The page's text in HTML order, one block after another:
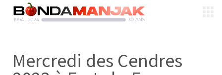
Mercredi des Cendres